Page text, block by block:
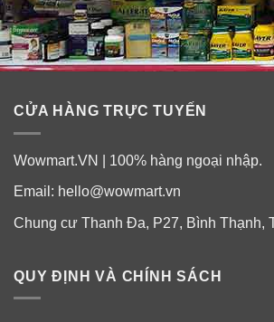
CỬA HÀNG TRỰC TUYẾN
Wowmart.VN | 100% hàng ngoại nhập.
Email: hello@wowmart.vn
Chung cư Thanh Đa, P27, Bình Thạnh,
QUY ĐỊNH VÀ CHÍNH SÁCH